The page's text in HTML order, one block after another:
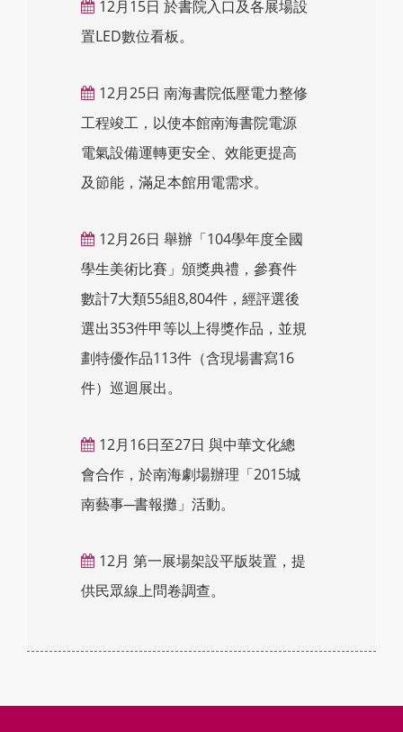
12月15日 於書院入口及各展場設
置LED數位看板。
12月25日 南海書院低壓電力整修
工程竣工，以使本館南海書院電源
電氣設備運轉更安全、效能更提高
及節能，滿足本館用電需求。
12月26日 舉辦「104學年度全國
學生美術比賽」頒獎典禮，參賽件
數計7大類55組8,804件，經評選後
選出353件甲等以上得獎作品，並規
劃特優作品113件（含現場書寫16
件）巡迴展出。
12月16日至27日 與中華文化總
會合作，於南海劇場辦理「2015城
南藝事─書報攤」活動。
12月 第一展場架設平版裝置，提
供民眾線上問卷調查。